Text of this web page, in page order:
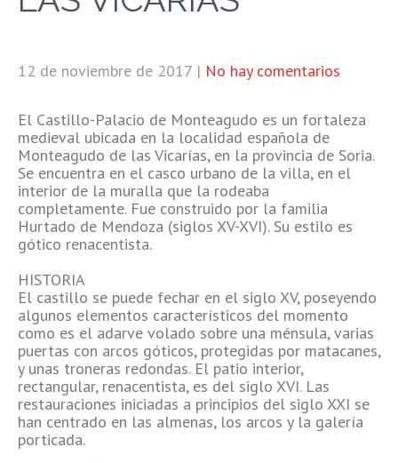
12 de noviembre de 2017 | No hay comentarios
El Castillo-Palacio de Monteagudo es un fortaleza
medieval ubicada en la localidad española de
Monteagudo de las Vicarías, en la provincia de Soria.
Se encuentra en el casco urbano de la villa, en el
interior de la muralla que la rodeaba
completamente. Fue construido por la familia
Hurtado de Mendoza (siglos XV-XVI). Su estilo es
gótico renacentista.
HISTORIA
El castillo se puede fechar en el siglo XV, poseyendo
algunos elementos característicos del momento
como es el adarve volado sobre una ménsula, varias
puertas con arcos góticos, protegidas por matacanes,
y unas troneras redondas. El patio interior,
rectangular, renacentista, es del siglo XVI. Las
restauraciones iniciadas a principios del siglo XXI se
han centrado en las almenas, los arcos y la galería
porticada.